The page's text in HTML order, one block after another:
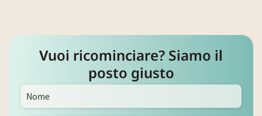
Vuoi ricominciare? Siamo il
posto giusto